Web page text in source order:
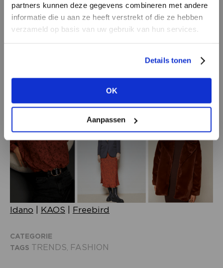
partners kunnen deze gegevens combineren met andere
informatie die u aan ze heeft verstrekt of die ze hebben
verzameld op basis van uw gebruik van hun services.
Details tonen
OK
Aanpassen
HEB JE NOG GEEN
ACCOUNT?
aan of bekijk de andere mogelijkheden.
BEKIJK ALLE OPTIES
Alessia Santi
Idano KAOS Freebird
CATEGORIE
TAGS TRENDS FASHION